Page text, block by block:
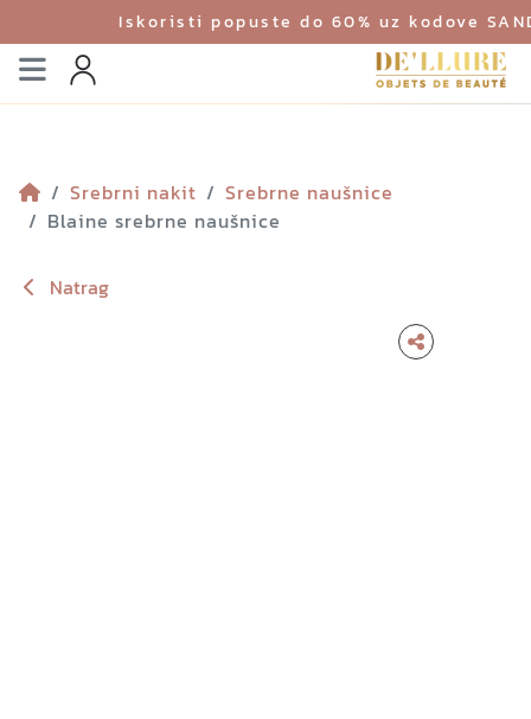
Iskoristi popuste do 60% uz kodove
Izbornik
Profil
Srebrni nakit
Srebrne naušnice
Blaine srebrne naušnice
Natrag